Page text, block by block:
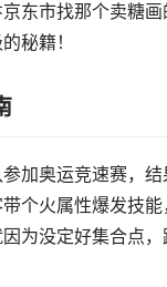
京东市找那个卖糖
秘籍！
加奥运竞速赛，
个火属性爆发技
为没定好集合点